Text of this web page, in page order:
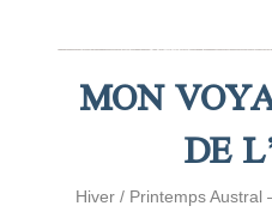
MON
DE
Hiver / Printemps Austral